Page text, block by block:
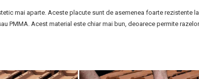
mai aparte. Aceste placute sunt de asemenea foarte rezistente la
PMMA. Acest material este chiar mai bun, deoarece permite razelor